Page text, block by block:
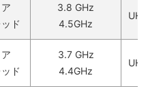
ド
3.8 GHz
4.5GHz
ド
3.7 GHz
4.4GHz